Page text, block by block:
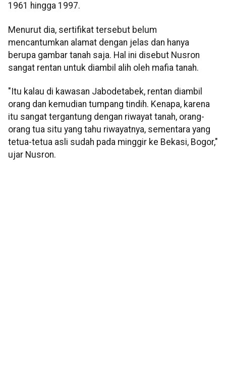
1961 hingga 1997.
Menurut dia, sertifikat tersebut belum
mencantumkan alamat dengan jelas dan hanya
berupa gambar tanah saja. Hal ini disebut Nusron
sangat rentan untuk diambil alih oleh mafia tanah.
"Itu kalau di kawasan Jabodetabek, rentan diambil
orang dan kemudian tumpang tindih. Kenapa, karena
itu sangat tergantung dengan riwayat tanah, orang-
orang tua situ yang tahu riwayatnya, sementara yang
tetua-tetua asli sudah pada minggir ke Bekasi, Bogor,"
ujar Nusron.